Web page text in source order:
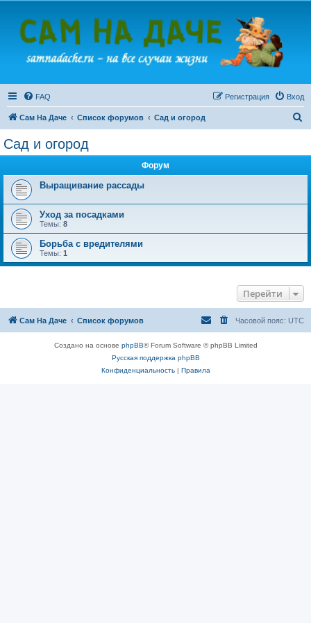
FAQ Вход
Регистрация
Сам На Даче Список форумов Сад и огород
Сад и огород
Форум
Выращивание рассады
Уход за посадками
Темы: 8
Борьба с вредителями
Темы: 1
Перейти
Сам На Даче Список форумов Часовой пояс: UTC
Создано на основе phpBB® Forum Software © phpBB Limited
Русская поддержка phpBB
Конфиденциальность| Правила